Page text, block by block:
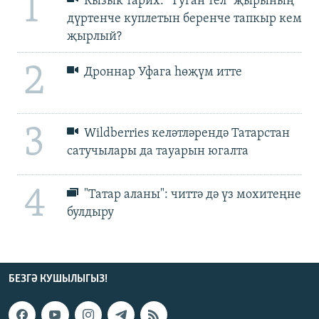
1
дүртенче куплетын беренче тапкыр кем
җырлый?
2 Дроннар Уфага һөҗүм итте
3
Wildberries келәтләрендә Татарстан
сатучылары да тауарын югалта
4
"Татар аланы": читтә дә үз мохитеңне
булдыру
БЕЗГӘ КУШЫЛЫГЫЗ!